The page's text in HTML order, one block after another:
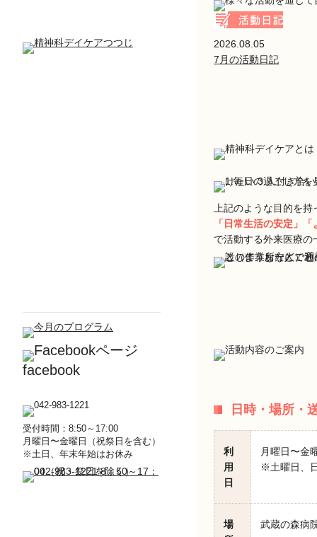
facebook
受付時間：8:50～17:00
月曜日〜金曜日（祝祭日を含む）
※土日、年末年始はお休み
2026.08.05
7月の活動日記
上記のような目的を持
「日常生活の安定」
で活動する外来医療の
日時・場所・
利
用
日
月曜日〜金
※土曜日、
場
武蔵の森病